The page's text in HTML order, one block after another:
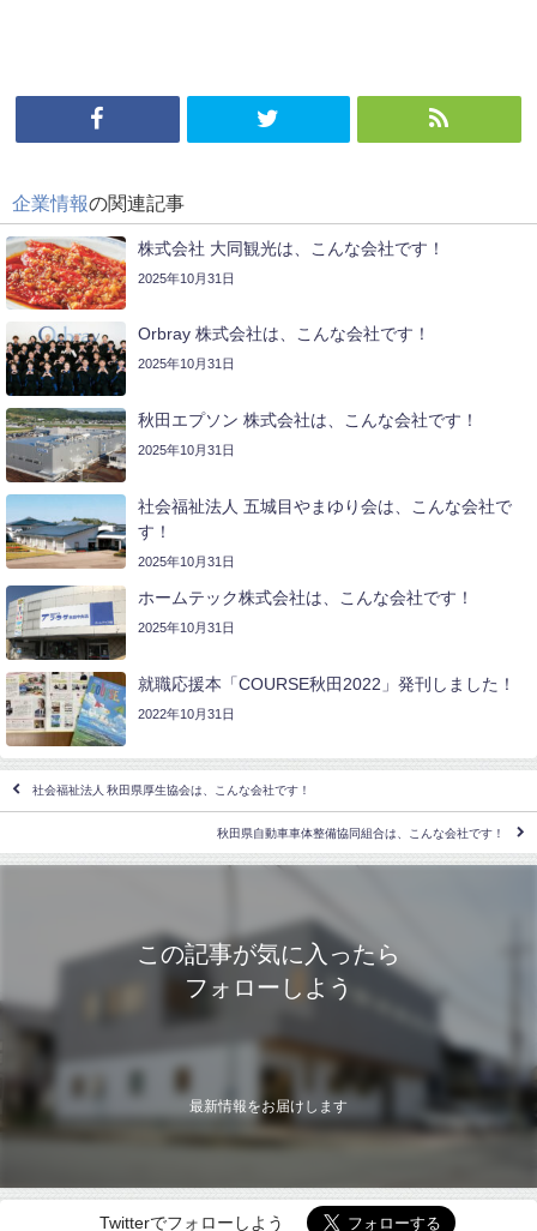
企業情報の関連記事
株式会社 大同観光は、こんな会社です！
2025年10月31日
Orbray 株式会社は、こんな会社です！
2025年10月31日
秋田エプソン 株式会社は、こんな会社です！
2025年10月31日
社会福祉法人 五城目やまゆり会は、こんな会社で
す！
2025年10月31日
ホームテック株式会社は、こんな会社です！
2025年10月31日
就職応援本「COURSE秋田2022」発刊しました！
2022年10月31日
社会福祉法人 秋田県厚生協会は、こんな会社です！
秋田県自動車車体整備協同組合は、こんな会社です！
この記事が気に入ったら
フォローしよう
最新情報をお届けします
Twitterでフォローしよう